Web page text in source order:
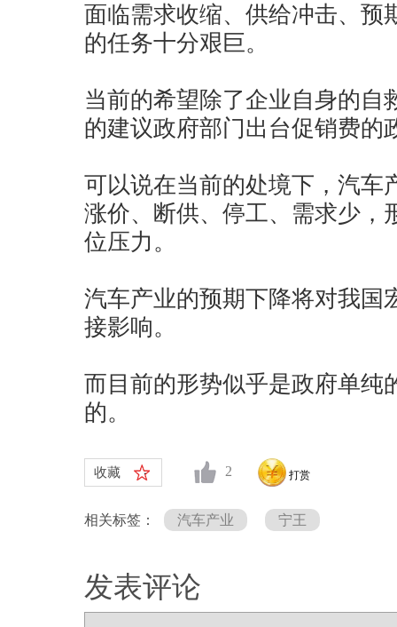
面临需求收缩、供给冲击、预
的任务十分艰巨。
当前的希望除了企业自身的自
的建议政府部门出台促销费的
可以说在当前的处境下，汽车
涨价、断供、停工、需求少，
位压力。
汽车产业的预期下降将对我国
接影响。
而目前的形势似乎是政府单纯
的。
收藏 2 打赏
相关标签： 汽车产业 宁王
发表评论